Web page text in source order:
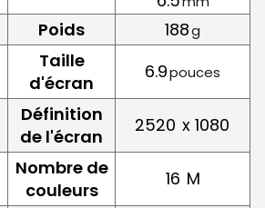
Poids 188g
Taille
d'écran
6.9pouces
Définition
de l'écran
2520 x 1080
Nombre de
couleurs
16 M